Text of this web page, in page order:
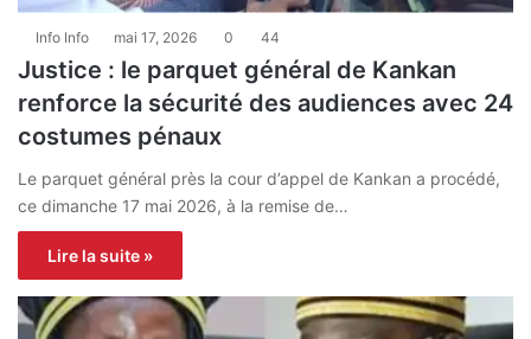
Info Info mai 17, 2026 0 44
Justice : le parquet général de Kankan
renforce la sécurité des audiences avec 24
costumes pénaux
Le parquet général près la cour d’appel de Kankan a procédé,
ce dimanche 17 mai 2026, à la remise de…
Lire la suite »